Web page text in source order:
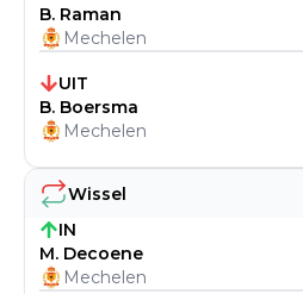
Wissel
IN
M. Decoene
Mechelen
B. Raman
Mechelen
UIT
B. Boersma
Mechelen